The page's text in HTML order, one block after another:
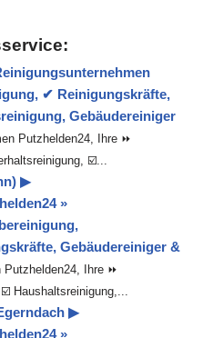
✔ Reinigungskräfte,
Gebäudereiniger
Putzhelden24, Ihre ⏩
☑️...
▶︎
»
Gebäudereiniger &
Putzhelden24, Ihre ⏩
Haushaltsreinigung,...
▶︎
»